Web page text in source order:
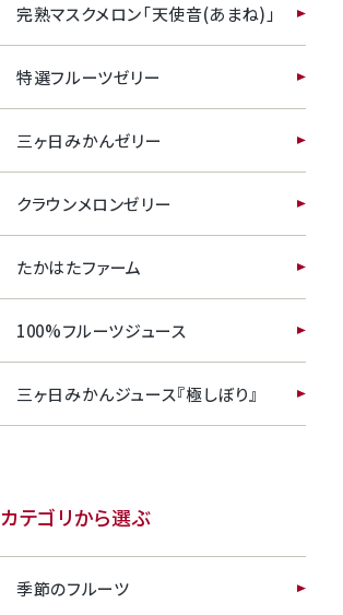
完熟マスクメロン「天使音(あまね)」
特選フルーツゼリー
三ヶ日みかんゼリー
クラウンメロンゼリー
たかはたファーム
100%フルーツジュース
三ヶ日みかんジュース『極しぼり』
カテゴリから選ぶ
季節のフルーツ